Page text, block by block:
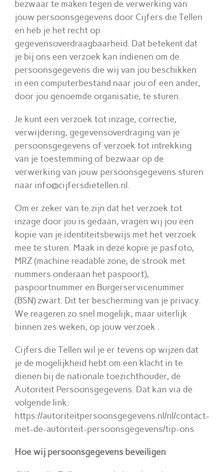
bezwaar te maken tegen de verwerking van
jouw persoonsgegevens door Cijfers die Tellen
en heb je het recht op
gegevensoverdraagbaarheid. Dat betekent dat
je bij ons een verzoek kan indienen om de
persoonsgegevens die wij van jou beschikken
in een computerbestand naar jou of een ander,
door jou genoemde organisatie, te sturen.
Je kunt een verzoek tot inzage, correctie,
verwijdering, gegevensoverdraging van je
persoonsgegevens of verzoek tot intrekking
van je toestemming of bezwaar op de
verwerking van jouw persoonsgegevens sturen
naar info@cijfersdietellen.nl.
Om er zeker van te zijn dat het verzoek tot
inzage door jou is gedaan, vragen wij jou een
kopie van je identiteitsbewijs met het verzoek
mee te sturen. Maak in deze kopie je pasfoto,
MRZ (machine readable zone, de strook met
nummers onderaan het paspoort),
paspoortnummer en Burgerservicenummer
(BSN) zwart. Dit ter bescherming van je privacy.
We reageren zo snel mogelijk, maar uiterlijk
binnen zes weken, op jouw verzoek .
Cijfers die Tellen wil je er tevens op wijzen dat
je de mogelijkheid hebt om een klacht in te
dienen bij de nationale toezichthouder, de
Autoriteit Persoonsgegevens. Dat kan via de
volgende link:
https://autoriteitpersoonsgegevens.nl/nl/contact-
met-de-autoriteit-persoonsgegevens/tip-ons
Hoe wij persoonsgegevens beveiligen